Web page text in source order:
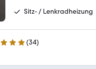
Sitz- / Lenkradheizung
(34)